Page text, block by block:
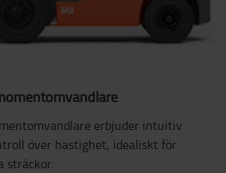
erbjuder intuitiv
över hastighet, idealiskt för
sträckor.